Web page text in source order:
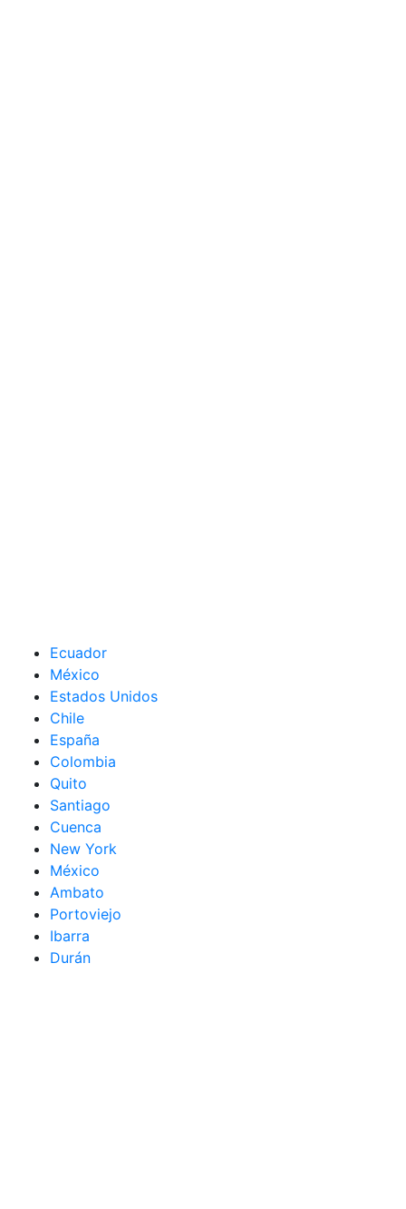
Ecuador
México
Estados Unidos
Chile
España
Colombia
Quito
Santiago
Cuenca
New York
México
Ambato
Portoviejo
Ibarra
Durán